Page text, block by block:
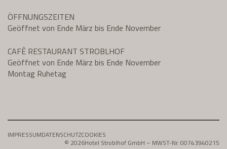
ÖFFNUNGSZEITEN
Geöffnet von Ende März bis Ende November
CAFÈ RESTAURANT STROBLHOF
Geöffnet von Ende März bis Ende November
Montag Ruhetag
IMPRESSUMDATENSCHUTZCOOKIES
© 2026Hotel Stroblhof GmbH – MWST-Nr. 00743940215